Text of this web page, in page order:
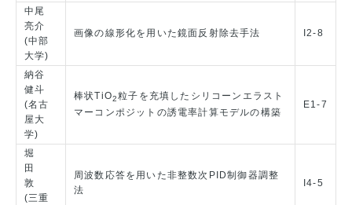
中尾
亮介
(中部
大学)
画像の線形化を用いた鏡面反射除去手法 I2-8
納谷
健斗
(名古
屋大
学)
棒状TiO2粒子を充填したシリコーンエラスト
マーコンポジットの誘電率計算モデルの構築
E1-7
堀
田
敦
(三重
周波数応答を用いた非整数次PID制御器調整
法
I4-5